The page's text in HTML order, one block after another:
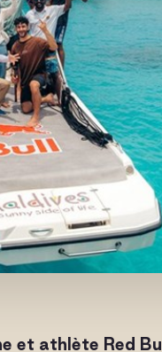
et athlète Red Bull